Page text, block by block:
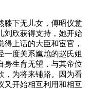
下无儿女，傅昭仪意
刘欣获得支持，她开始
上话的大臣和宦官，
一度关系尴尬的赵氏姐
身生育无望，与其帝位
，为将来铺路。因为看
又开始相互利用和相互